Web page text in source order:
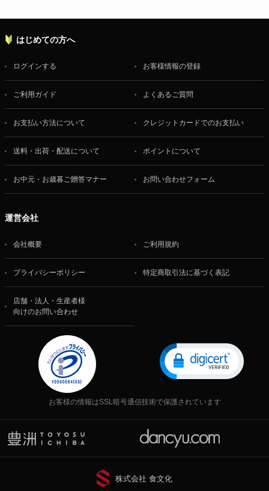
はじめての方へ
ログインする お客様情報の登録
ご利用ガイド よくあるご質問
お支払い方法について クレジットカードでのお支払い
送料・出荷・配送について ポイントについて
お中元・お歳暮ご贈答マナー お問い合わせフォーム
運営会社
会社概要 ご利用規約
プライバシーポリシー 特定商取引法に基づく表記
店舗・法人・生産者様
向けのお問い合わせ
お客様の情報はSSL暗号通信技術で保護されています
株式会社 食文化